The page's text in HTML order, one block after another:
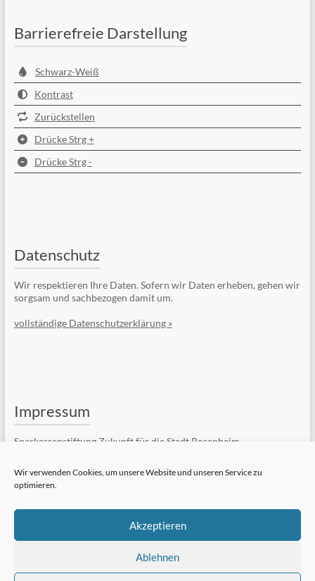
Wir verwenden Cookies, um unsere Website und unseren Service zu
optimieren.
Akzeptieren
Ablehnen
Barrierefreie Darstellung
Schwarz-Weiß
Kontrast
Zurückstellen
Drücke Strg +
Drücke Strg -
Datenschutz
Wir respektieren Ihre Daten. Sofern wir Daten erheben, gehen wir
sorgsam und sachbezogen damit um.
vollständige Datenschutzerklärung »
Impressum
Sparkassenstiftung Zukunft für die Stadt Rosenheim
83022 Rosenheim
Telefon: +49 (8031) 182-84510
vollständiges Impressum »